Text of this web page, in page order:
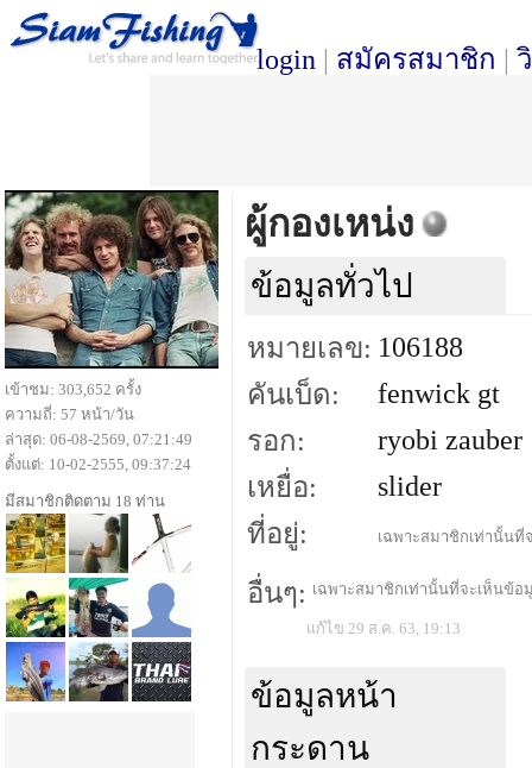
login | สมัครสมาชิก |
ผู้กองเหน่ง
ข้อมูลทั่วไป
หมายเลข: 106188
คันเบ็ด:
fenwick gt
รอก:
ryobi zauber
เหยื่อ:
slider
ที่อยู่:
เฉพาะสมาชิกเท่านั้นที่
อื่นๆ: เฉพาะสมาชิกเท่านั้นที่จะเห็นข้อ
แก้ไข 29 ส.ค. 63, 19:13
ข้อมูลหน้า
กระดาน
เข้าชม: 303,652 ครั้ง
ความถี่: 57 หน้า/วัน
ล่าสุด: 06-08-2569, 07:21:49
ตั้งแต่: 10-02-2555, 09:37:24
มีสมาชิกติดตาม 18 ท่าน